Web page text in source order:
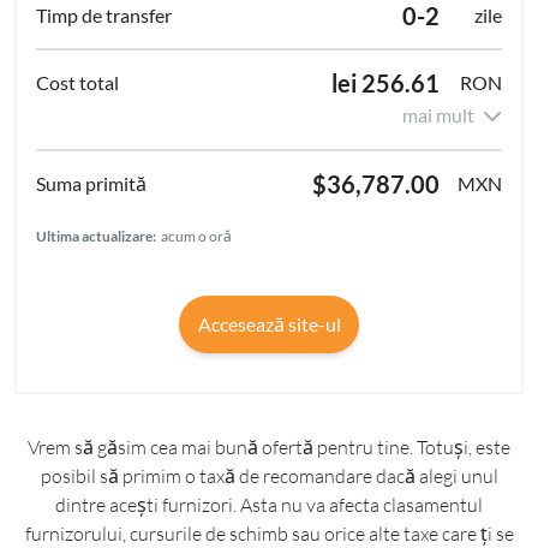
0-2 zile
lei 256.61
RON
mai mult
$36,787.00 MXN
Ultima actualizare: acum o oră
Accesează site-ul
Vrem să găsim cea mai bună ofertă pentru tine. Totuși, este
posibil să primim o taxă de recomandare dacă alegi unul
dintre acești furnizori. Asta nu va afecta clasamentul
furnizorului, cursurile de schimb sau orice alte taxe care ți se